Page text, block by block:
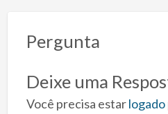
Pergunta
Deixe uma
Você precisa estarlogado